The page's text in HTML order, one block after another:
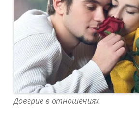
Доверие в отношениях